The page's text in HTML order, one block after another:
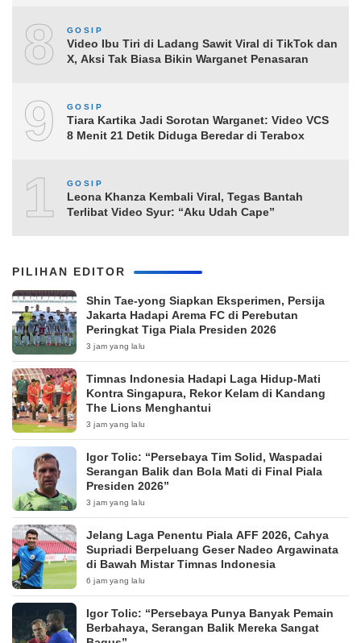
8 GOSIP
Video Ibu Tiri di Ladang Sawit Viral di TikTok dan
X, Aksi Tak Biasa Bikin Warganet Penasaran
9 GOSIP
Tiara Kartika Jadi Sorotan Warganet: Video VCS
8 Menit 21 Detik Diduga Beredar di Terabox
10
GOSIP
Leona Khanza Kembali Viral, Tegas Bantah
Terlibat Video Syur: “Aku Udah Cape”
PILIHAN EDITOR
Shin Tae-yong Siapkan Eksperimen, Persija
Jakarta Hadapi Arema FC di Perebutan
Peringkat Tiga Piala Presiden 2026
3 jam yang lalu
Timnas Indonesia Hadapi Laga Hidup-Mati
Kontra Singapura, Rekor Kelam di Kandang
The Lions Menghantui
3 jam yang lalu
Igor Tolic: “Persebaya Tim Solid, Waspadai
Serangan Balik dan Bola Mati di Final Piala
Presiden 2026”
3 jam yang lalu
Jelang Laga Penentu Piala AFF 2026, Cahya
Supriadi Berpeluang Geser Nadeo Argawinata
di Bawah Mistar Timnas Indonesia
6 jam yang lalu
Igor Tolic: “Persebaya Punya Banyak Pemain
Berbahaya, Serangan Balik Mereka Sangat